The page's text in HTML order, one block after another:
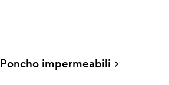
Poncho impermeabili